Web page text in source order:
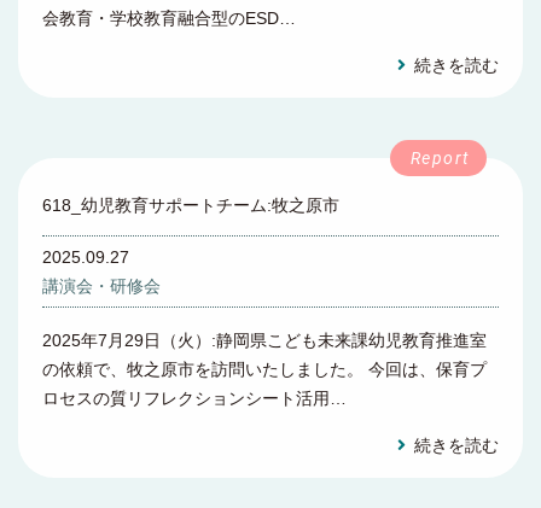
会教育・学校教育融合型のESD…
続きを読む
618_幼児教育サポートチーム:牧之原市
2025.09.27
講演会・研修会
2025年7月29日（火）:静岡県こども未来課幼児教育推進室
の依頼で、牧之原市を訪問いたしました。 今回は、保育プ
ロセスの質リフレクションシート活用…
続きを読む